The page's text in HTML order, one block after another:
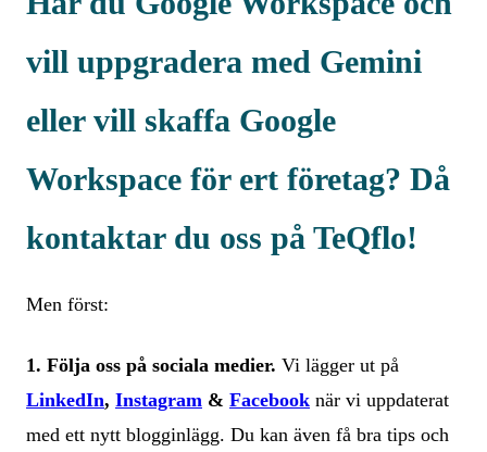
vill uppgradera med Gemini
eller vill skaffa Google
Workspace för ert företag? Då
kontaktar du oss på TeQflo!
Men först:
1. Följa oss på sociala medier. Vi lägger ut på
LinkedIn, Instagram & Facebook när vi uppdaterat
med ett nytt blogginlägg. Du kan även få bra tips och